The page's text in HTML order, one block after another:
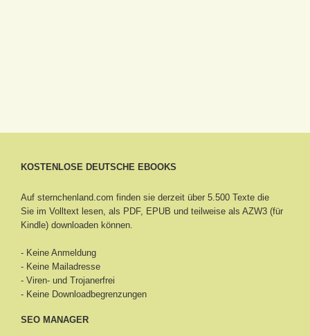
KOSTENLOSE DEUTSCHE EBOOKS
Auf sternchenland.com finden sie derzeit über 5.500 Texte die
Sie im Volltext lesen, als PDF, EPUB und teilweise als AZW3 (für
Kindle) downloaden können.
- Keine Anmeldung
- Keine Mailadresse
- Viren- und Trojanerfrei
- Keine Downloadbegrenzungen
SEO MANAGER